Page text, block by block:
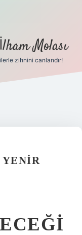
Molası
zihnini canlandır!
YENIR